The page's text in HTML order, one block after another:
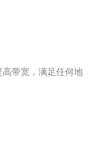
带宽，满足任何地